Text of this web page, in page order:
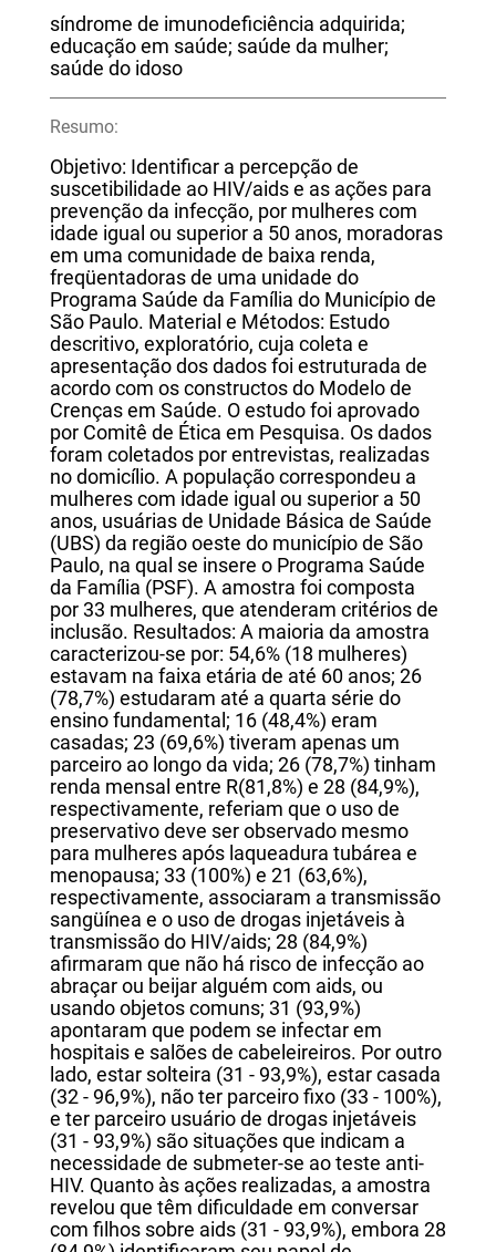
síndrome de imunodeficiência adquirida;
educação em saúde; saúde da mulher;
saúde do idoso
Resumo:
Objetivo: Identificar a percepção de
suscetibilidade ao HIV/aids e as ações para
prevenção da infecção, por mulheres com
idade igual ou superior a 50 anos, moradoras
em uma comunidade de baixa renda,
freqüentadoras de uma unidade do
Programa Saúde da Família do Município de
São Paulo. Material e Métodos: Estudo
descritivo, exploratório, cuja coleta e
apresentação dos dados foi estruturada de
acordo com os constructos do Modelo de
Crenças em Saúde. O estudo foi aprovado
por Comitê de Ética em Pesquisa. Os dados
foram coletados por entrevistas, realizadas
no domicílio. A população correspondeu a
mulheres com idade igual ou superior a 50
anos, usuárias de Unidade Básica de Saúde
(UBS) da região oeste do município de São
Paulo, na qual se insere o Programa Saúde
da Família (PSF). A amostra foi composta
por 33 mulheres, que atenderam critérios de
inclusão. Resultados: A maioria da amostra
caracterizou-se por: 54,6% (18 mulheres)
estavam na faixa etária de até 60 anos; 26
(78,7%) estudaram até a quarta série do
ensino fundamental; 16 (48,4%) eram
casadas; 23 (69,6%) tiveram apenas um
parceiro ao longo da vida; 26 (78,7%) tinham
renda mensal entre R(81,8%) e 28 (84,9%),
respectivamente, referiam que o uso de
preservativo deve ser observado mesmo
para mulheres após laqueadura tubárea e
menopausa; 33 (100%) e 21 (63,6%),
respectivamente, associaram a transmissão
sangüínea e o uso de drogas injetáveis à
transmissão do HIV/aids; 28 (84,9%)
afirmaram que não há risco de infecção ao
abraçar ou beijar alguém com aids, ou
usando objetos comuns; 31 (93,9%)
apontaram que podem se infectar em
hospitais e salões de cabeleireiros. Por outro
lado, estar solteira (31 - 93,9%), estar casada
(32 - 96,9%), não ter parceiro fixo (33 - 100%),
e ter parceiro usuário de drogas injetáveis
(31 - 93,9%) são situações que indicam a
necessidade de submeter-se ao teste anti-
HIV. Quanto às ações realizadas, a amostra
revelou que têm dificuldade em conversar
com filhos sobre aids (31 - 93,9%), embora 28